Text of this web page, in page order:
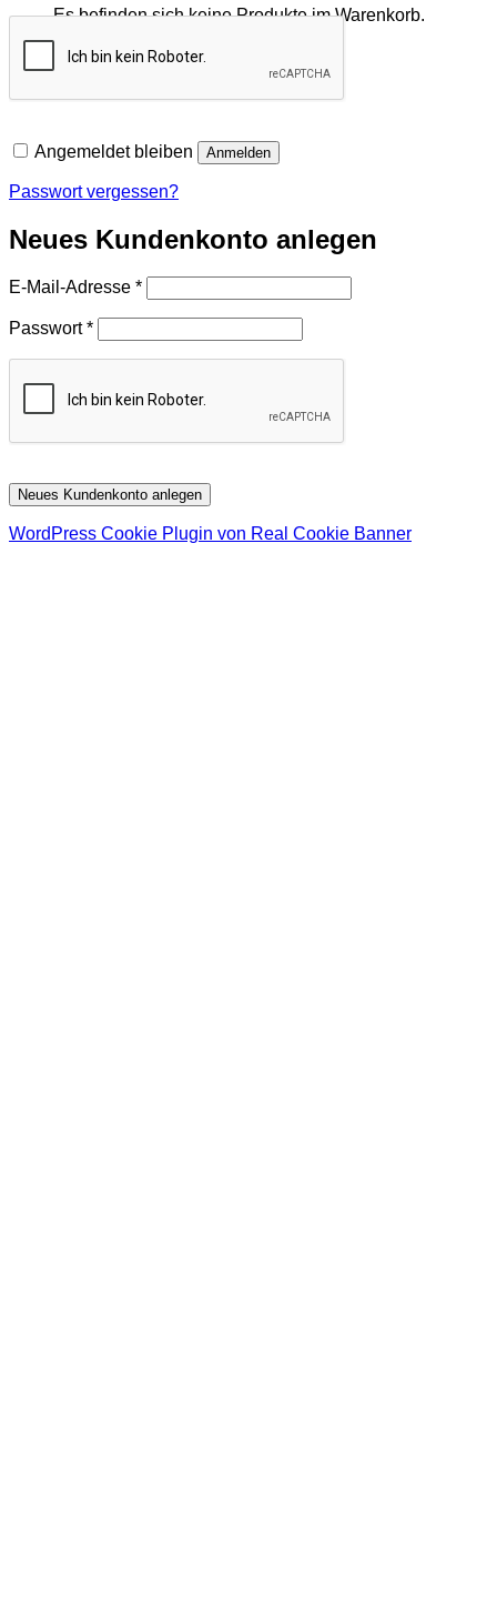
Es befinden sich keine Produkte im Warenkorb.
Zurück zum Shop
Angemeldet bleiben Anmelden
Passwort vergessen?
Neues Kundenkonto anlegen
E-Mail-Adresse *Erforderlich
Passwort*Erforderlich
Neues Kundenkonto anlegen
WordPress Cookie Plugin von Real Cookie Banner